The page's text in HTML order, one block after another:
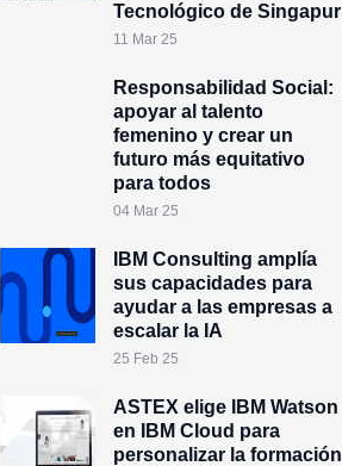
Tecnológico de Singapur
11 Mar 25
Responsabilidad Social:
apoyar al talento
femenino y crear un
futuro más equitativo
para todos
04 Mar 25
IBM Consulting amplía
sus capacidades para
ayudar a las empresas a
escalar la IA
25 Feb 25
ASTEX elige IBM Watson
en IBM Cloud para
personalizar la formación